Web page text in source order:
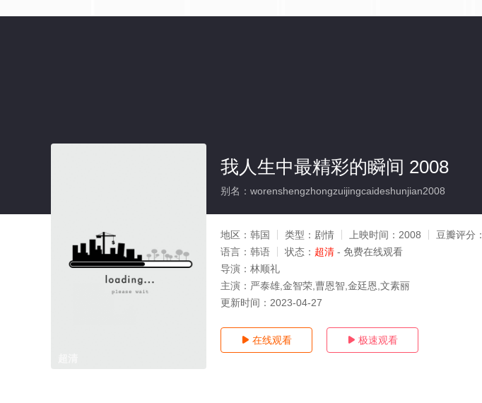
我人生中最精彩的瞬间 2008
别名：worenshengzhongzuijingcaideshunjian2008
地区： 韩国 类型： 剧情 上映时间： 2008 豆瓣评分：
语言： 韩语 状态： 超清 - 免费在线观看
导演： 林顺礼
主演： 严泰雄,金智荣,曹恩智,金廷恩,文素丽
更新时间： 2023-04-27
 在线观看  极速观看